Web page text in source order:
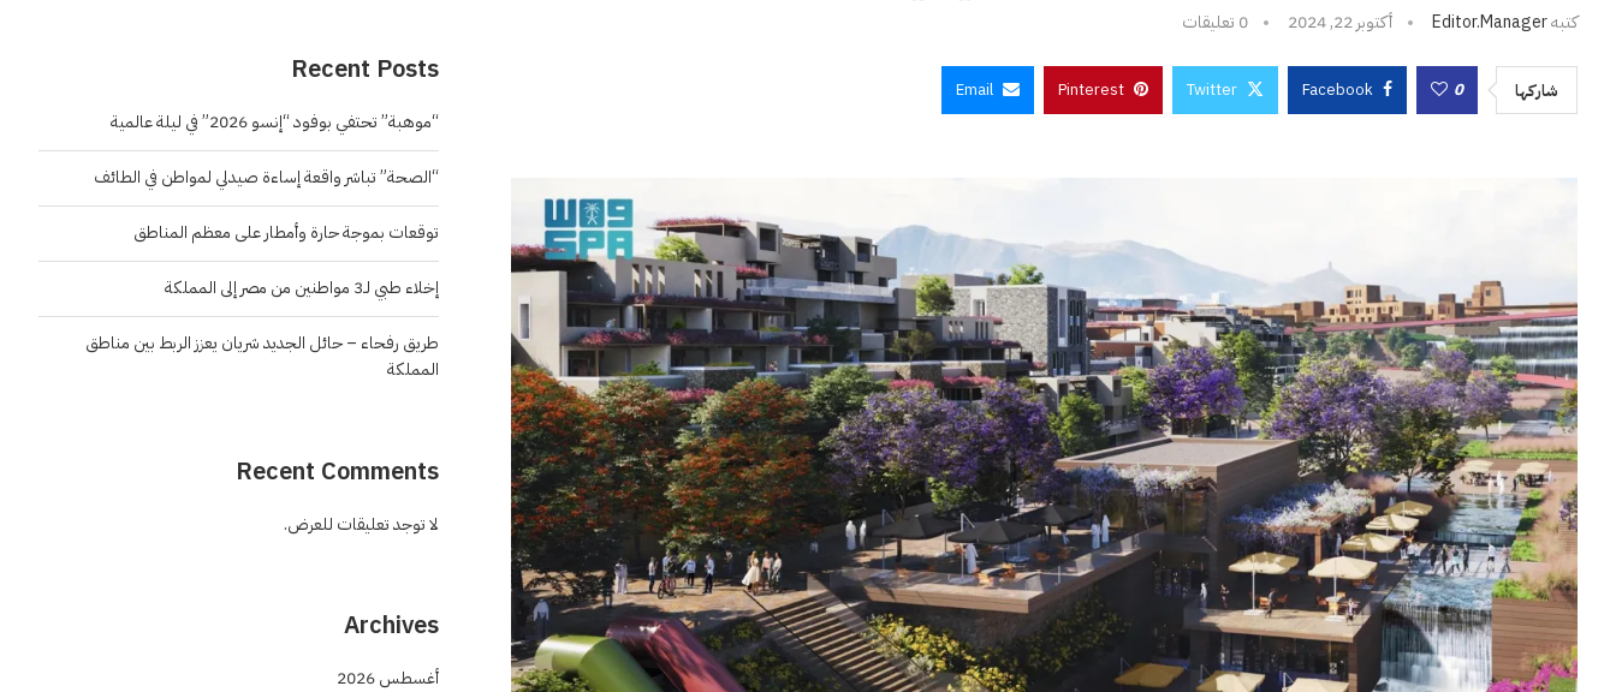
كتبهEditor.manager أكتوبر 22, 2024 0 تعليقات
شاركها 0
Facebook
Twitter
Pinterest
Email
Recent Posts
“موهبة” تحتفي بوفود “إنسو 2026” في ليلة عالمية
“الصحة” تباشر واقعة إساءة صيدلي لمواطن في الطائف
توقعات بموجة حارة وأمطار على معظم المناطق
إخلاء طبي لـ3 مواطنين من مصر إلى المملكة
طريق رفحاء – حائل الجديد شريان يعزز الربط بين مناطق
المملكة
Recent Comments
لا توجد تعليقات للعرض.
Archives
أغسطس 2026